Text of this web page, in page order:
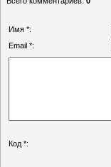
Имя *:
Email *:
Код *: